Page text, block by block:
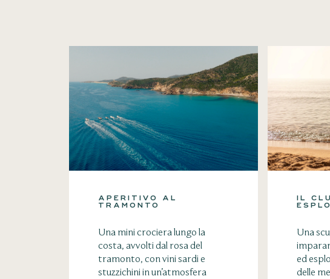
APERITIVO AL
TRAMONTO
Una mini crociera lungo la
costa, avvolti dal rosa del
tramonto, con vini sardi e
stuzzichini in un’atmosfera
IL
Una
ed
delle